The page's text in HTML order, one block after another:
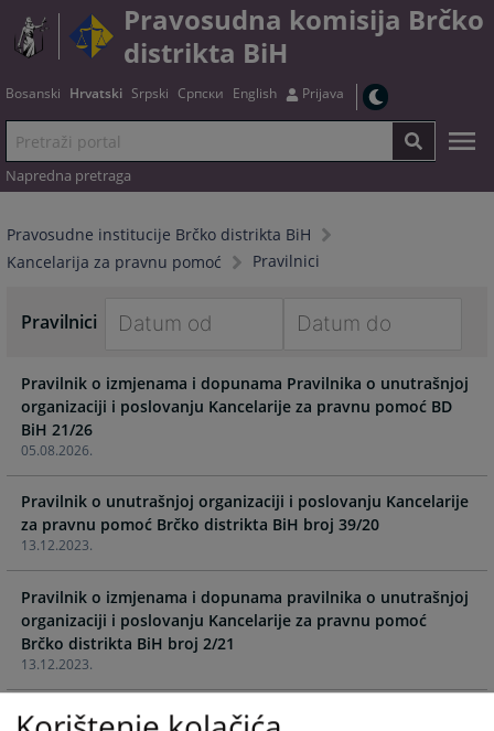
Pravosudna komisija Brčko
distrikta BiH
Bosanski Hrvatski Srpski Српски English Prijava
Napredna pretraga
Pravosudne institucije Brčko distrikta BiH
Kancelarija za pravnu pomoć
Pravilnici
Pravilnici
forward
to
the
calendar
and
a
date.
Press
the
mark
key
forward
to
the
calendar
and
a
date.
Press
mark
05.08.2026.
Pravilnik o izmjenama i dopunama Pravilnika o unutrašnjoj
organizaciji i poslovanju Kancelarije za pravnu pomoć BD
BiH 21/26
13.12.2023.
Pravilnik o unutrašnjoj organizaciji i poslovanju Kancelarije
za pravnu pomoć Brčko distrikta BiH broj 39/20
13.12.2023.
Pravilnik o izmjenama i dopunama pravilnika o unutrašnjoj
organizaciji i poslovanju Kancelarije za pravnu pomoć
Brčko distrikta BiH broj 2/21
Pravilnik o izmjenama i dopunama pravilnika o unutrašnjoj